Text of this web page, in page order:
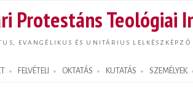
Protestáns Teológiai
EVANGÉLIKUS ÉS UNITÁRIUS LELKÉSZKÉPZŐ
FELVÉTELI OKTATÁS KUTATÁS SZEMÉLYEK